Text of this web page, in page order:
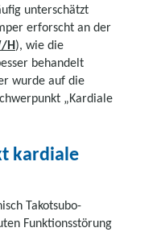
unterschätzt
erforscht an der
H), wie die
behandelt
wurde auf die
„Kardiale
kardiale
Takotsubo-
Funktionsstörung